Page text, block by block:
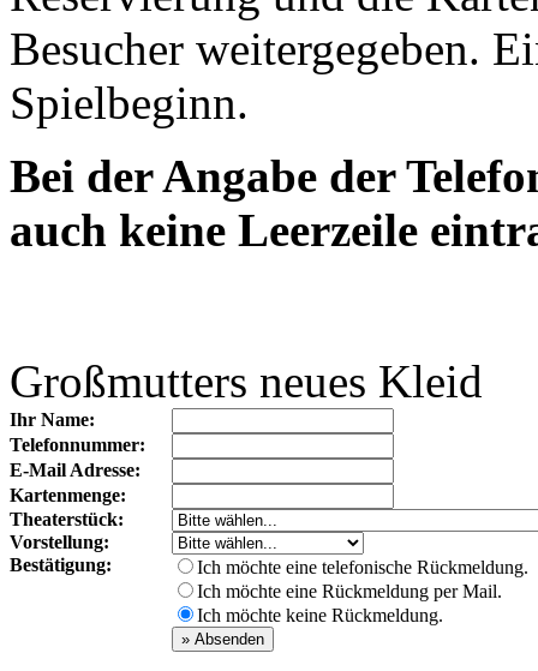
Besucher weitergegeben.
Spielbeginn.
Bei der Angabe der
auch keine Leerzeile
Großmutters neues Kleid
Ihr Name:
Telefonnummer:
E-Mail Adresse:
Kartenmenge:
Theaterstück:
Vorstellung:
Bestätigung:
Ich möchte eine telefonische Rückmeldung.
Ich möchte eine Rückmeldung per Mail.
Ich möchte keine Rückmeldung.